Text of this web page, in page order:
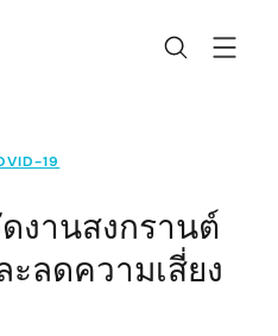
19
งานสงกรานต์
ลดความเสี่ยง